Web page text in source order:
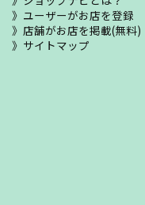
ユーザーがお店を登録
店舗がお店を掲載(無料)
サイトマップ